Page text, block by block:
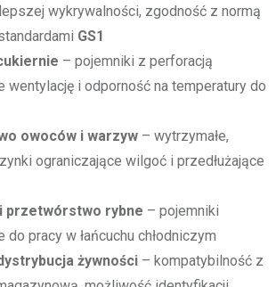
wykrywalności, zgodność z normą
GS1
– pojemniki z perforacją
wentylację i odporność na temperatury do
owoców i warzyw – wytrzymałe,
ograniczające wilgoć i przedłużające
przetwórstwo rybne – pojemniki
pracy w łańcuchu chłodniczym
żywności – kompatybilność z